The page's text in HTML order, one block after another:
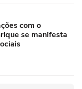
com o
se manifesta